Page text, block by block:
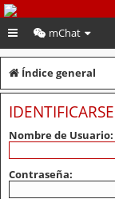
mChat
Índice general
IDENTIFICARSE
Nombre de Usuario:
Contraseña: